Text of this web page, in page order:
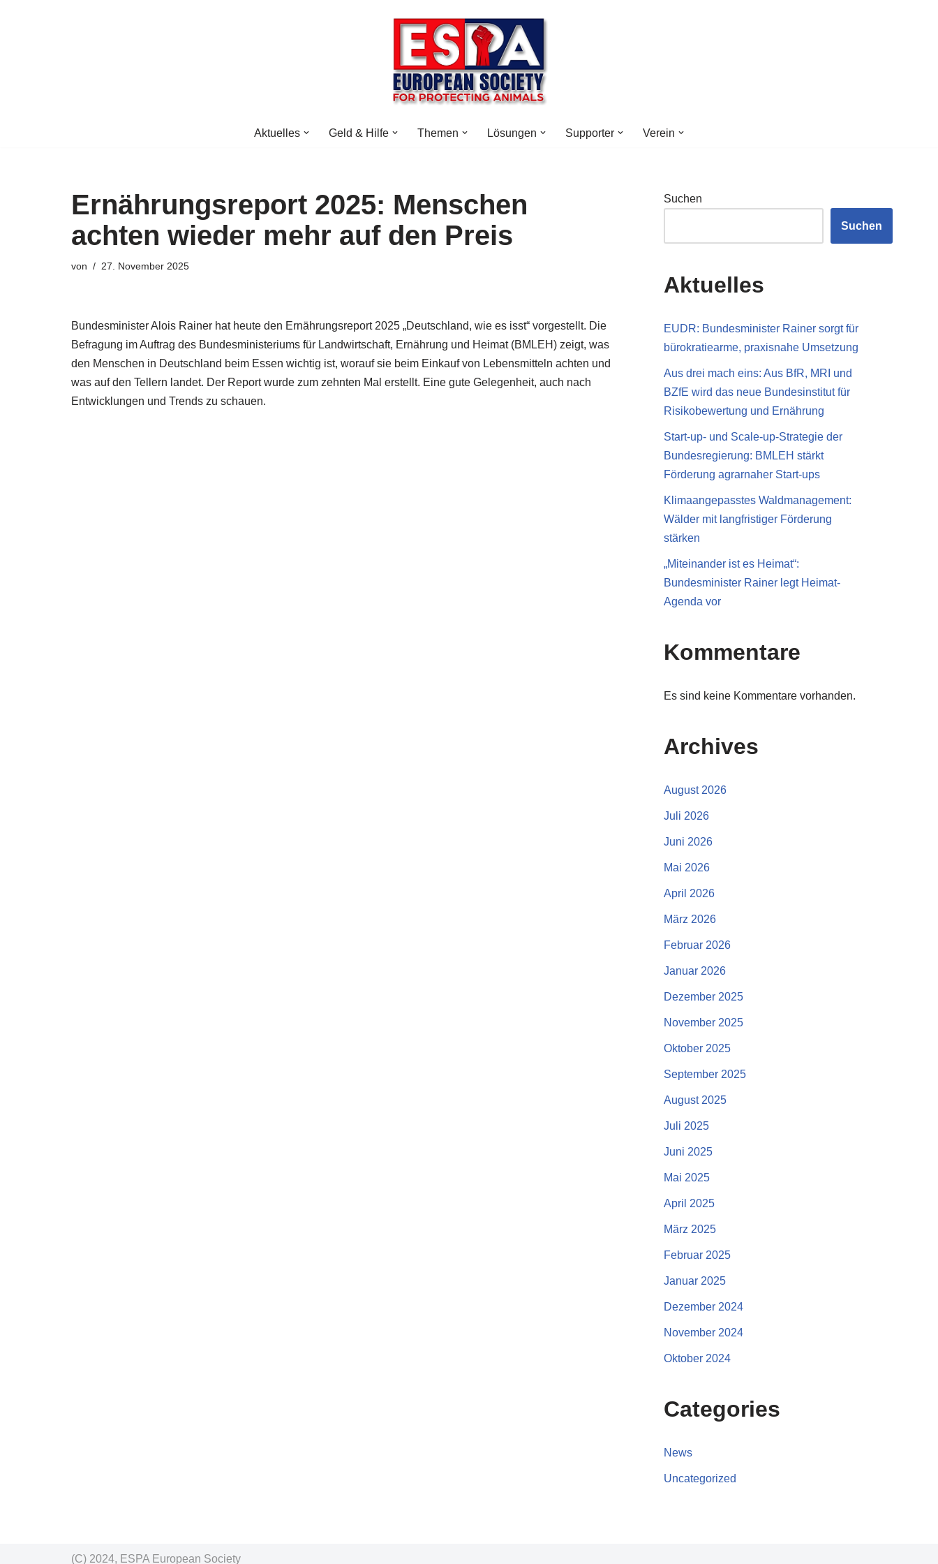
Aktuelles Geld & Hilfe Themen Lösungen Supporter Verein
Ernährungsreport 2025: Menschen
achten wieder mehr auf den Preis
von 27. November 2025
Bundesminister Alois Rainer hat heute den Ernährungsreport 2025 „Deutschland, wie es isst“ vorgestellt. Die
Befragung im Auftrag des Bundesministeriums für Landwirtschaft, Ernährung und Heimat (BMLEH) zeigt, was
den Menschen in Deutschland beim Essen wichtig ist, worauf sie beim Einkauf von Lebensmitteln achten und
was auf den Tellern landet. Der Report wurde zum zehnten Mal erstellt. Eine gute Gelegenheit, auch nach
Entwicklungen und Trends zu schauen.
Suchen
Suchen
Aktuelles
EUDR: Bundesminister Rainer sorgt für
bürokratiearme, praxisnahe Umsetzung
Aus drei mach eins: Aus BfR, MRI und
BZfE wird das neue Bundesinstitut für
Risikobewertung und Ernährung
Start-up- und Scale-up-Strategie der
Bundesregierung: BMLEH stärkt
Förderung agrarnaher Start-ups
Klimaangepasstes Waldmanagement:
Wälder mit langfristiger Förderung
stärken
„Miteinander ist es Heimat“:
Bundesminister Rainer legt Heimat-
Agenda vor
Kommentare
Es sind keine Kommentare vorhanden.
Archives
August 2026
Juli 2026
Juni 2026
Mai 2026
April 2026
März 2026
Februar 2026
Januar 2026
Dezember 2025
November 2025
Oktober 2025
September 2025
August 2025
Juli 2025
Juni 2025
Mai 2025
April 2025
März 2025
Februar 2025
Januar 2025
Dezember 2024
November 2024
Oktober 2024
Categories
News
Uncategorized
(C) 2024, ESPA European Society